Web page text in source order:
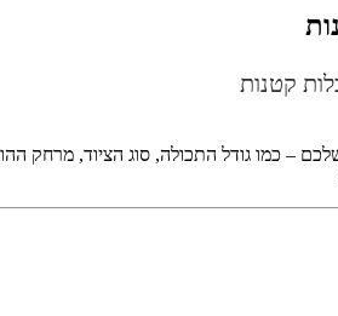
קטנות
– כמו גודל התכולה, סוג הציוד, מרחק